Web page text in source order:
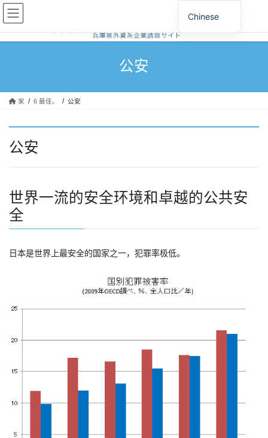
跳
至
内
容
跳
至
导
航
公安
家 6 最佳。 公安
公安
世界一流的安全环境和卓越的公共安
全
日本是世界上最安全的国家之一，犯罪率极低。
Chinese